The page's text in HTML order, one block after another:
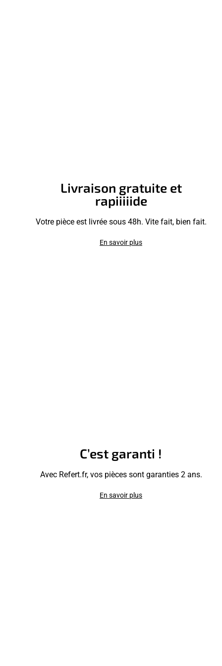
Livraison gratuite et
rapiiiiide
Votre pièce est livrée sous 48h. Vite fait, bien fait.
En savoir plus
C’est garanti !
Avec Refert.fr, vos pièces sont garanties 2 ans.
En savoir plus